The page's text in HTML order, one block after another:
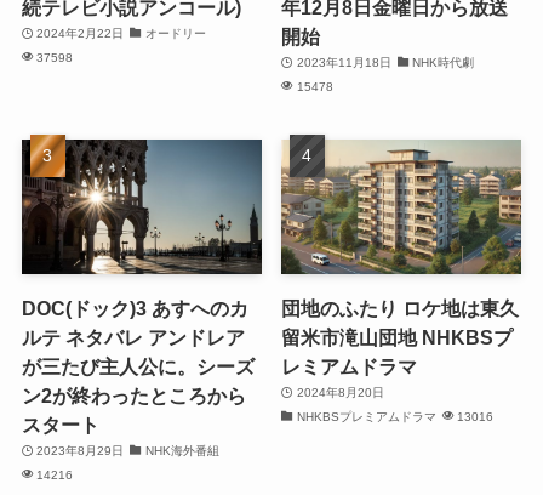
続テレビ小説アンコール)
2024年2月22日
オードリー
37598
年12月8日金曜日から放送
開始
2023年11月18日
NHK時代劇
15478
DOC(ドック)3 あすへのカ
ルテ ネタバレ アンドレア
が三たび主人公に。シーズ
ン2が終わったところから
スタート
2023年8月29日
NHK海外番組
14216
団地のふたり ロケ地は東久
留米市滝山団地 NHKBSプ
レミアムドラマ
2024年8月20日
NHKBSプレミアムドラマ
13016